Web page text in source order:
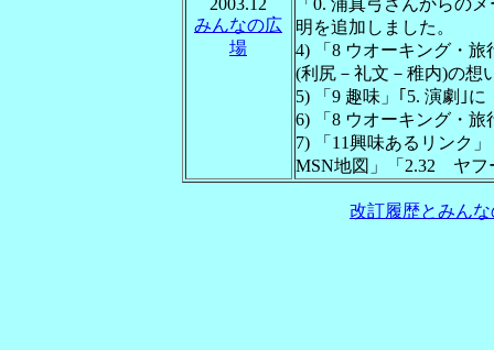
2003.12
みんなの広
場
「0. 浦真弓さんからの
明を追加しました。
4) 「8 ウオーキング・
(利尻－礼文－稚内)の想
5) 「9 趣味」｢5. 演劇｣
6) 「8 ウオーキング・
7) 「11興味あるリンク
MSN地図」「2.32 ヤフ
改訂履歴とみん